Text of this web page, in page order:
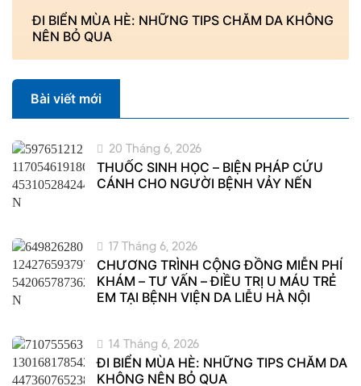
ĐI BIỂN MÙA HÈ: NHỮNG TIPS CHĂM DA KHÔNG
NÊN BỎ QUA
Bài viết mới
THUỐC SINH HỌC – BIỆN PHÁP CỨU
CÁNH CHO NGƯỜI BỆNH VẢY NẾN
20 Tháng 6, 2026
CHƯƠNG TRÌNH CỘNG ĐỒNG MIỄN PHÍ
KHÁM – TƯ VẤN – ĐIỀU TRỊ U MÁU TRẺ
EM TẠI BỆNH VIỆN DA LIỄU HÀ NỘI
17 Tháng 6, 2026
ĐI BIỂN MÙA HÈ: NHỮNG TIPS CHĂM DA
KHÔNG NÊN BỎ QUA
14 Tháng 6, 2026